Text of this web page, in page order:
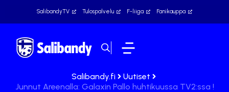
SalibandyTV Tulospalvelu F-liiga Fanikauppa
Salibandy.fi
Uutiset
Junnut Areenalla: Galaxin Pallo huhtikuussa TV2:ssa !